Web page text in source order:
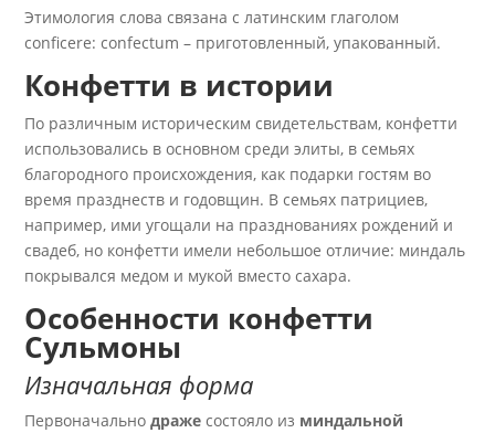
Этимология слова связана с латинским глаголом
conficere: confectum – приготовленный, упакованный.
Конфетти в истории
По различным историческим свидетельствам, конфетти
использовались в основном среди элиты, в семьях
благородного происхождения, как подарки гостям во
время празднеств и годовщин. В семьях патрициев,
например, ими угощали на празднованиях рождений и
свадеб, но конфетти имели небольшое отличие: миндаль
покрывался медом и мукой вместо сахара.
Особенности конфетти
Сульмоны
Изначальная форма
Первоначальнодраже состояло из миндальной